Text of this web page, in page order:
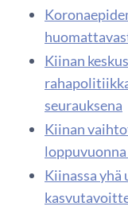
Kiinan
seurauksena
Kiinan
Kiinassa yhä